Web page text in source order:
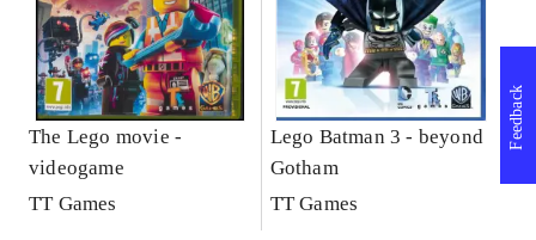
The Lego movie -
videogame
TT Games
Lego Batman 3 - beyond
Gotham
TT Games
Feedback